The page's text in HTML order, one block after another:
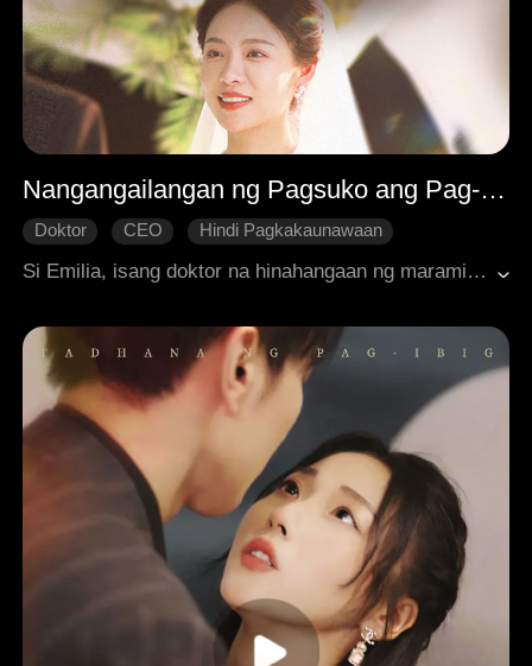
Nangangailangan ng Pagsuko ang Pag-ibig
Doktor CEO
Hindi Pagkakaunawaan
Makabagong Romansa
Si Emilia, isang doktor na hinahangaan ng maraming tao, ay lihim na ikinasal sa CEO na si Justin nang tatlong taon. Matagal na niyang mahal si Justin at siya ang nag-propose, puno ng pag-asa para sa kanilang pag-aasawa. Ngunit matapos ang kasal, naging malamig at malayo si Justin sa kanya, palaging hindi siya naiintindihan, at naging malapit sa kaibigan ni Emilia. Nawalan ng pag-asa, nagpasya si Emilia na makipaghiwalay. Subalit, galit na tumanggi si Justin na pakawalan siya. Hindi alam ni Emilia na ang tingin ni Justin sa kanilang pag-aasawa ay puno ng kasinungalingan at pagtataksil, kahit pa unti-unting nahuhulog ang loob ni Justin kay Emilia. Humingi siya ng diborsyo sa mismong sandaling nagsimulang magduda si Justin.